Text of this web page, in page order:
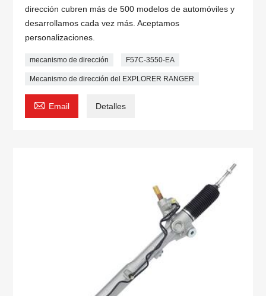
dirección cubren más de 500 modelos de automóviles y
desarrollamos cada vez más. Aceptamos
personalizaciones.
mecanismo de dirección F57C-3550-EA
Mecanismo de dirección del EXPLORER RANGER
 Email Detalles